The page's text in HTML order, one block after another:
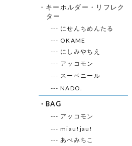
・キーホルダー・リフレク
ター
--- にせんちめんたる
--- OKAME
--- にしみやちえ
--- アッコモン
--- スーベニール
--- NADO.
・BAG
--- アッコモン
--- miau!jau!
--- あべみちこ